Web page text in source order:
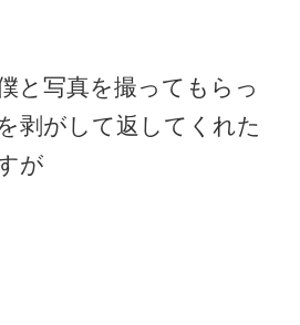
と写真を撮ってもらっ
剥がして返してくれた
が